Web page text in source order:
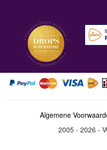
Algemene
2005 - 2026 -